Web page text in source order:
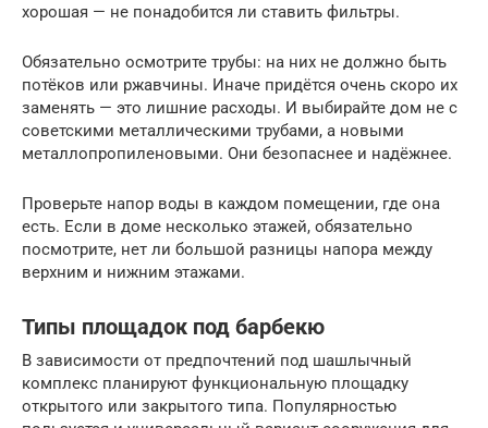
хорошая — не понадобится ли ставить фильтры.
Обязательно осмотрите трубы: на них не должно быть
потёков или ржавчины. Иначе придётся очень скоро их
заменять — это лишние расходы. И выбирайте дом не с
советскими металлическими трубами, а новыми
металлопропиленовыми. Они безопаснее и надёжнее.
Проверьте напор воды в каждом помещении, где она
есть. Если в доме несколько этажей, обязательно
посмотрите, нет ли большой разницы напора между
верхним и нижним этажами.
Типы площадок под барбекю
В зависимости от предпочтений под шашлычный
комплекс планируют функциональную площадку
открытого или закрытого типа. Популярностью